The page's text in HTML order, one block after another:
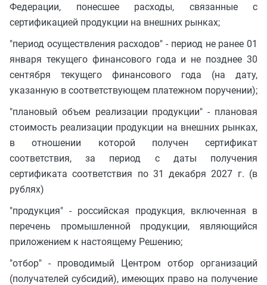
Федерации, понесшее расходы, связанные с
сертификацией продукции на внешних рынках;
"период осуществления расходов" - период не ранее 01
января текущего финансового года и не позднее 30
сентября текущего финансового года (на дату,
указанную в соответствующем платежном поручении);
"плановый объем реализации продукции" - плановая
стоимость реализации продукции на внешних рынках,
в отношении которой получен сертификат
соответствия, за период с даты получения
сертификата соответствия по 31 декабря 2027 г. (в
рублях)
"продукция" - российская продукция, включенная в
перечень промышленной продукции, являющийся
приложением к настоящему Решению;
"отбор" - проводимый Центром отбор организаций
(получателей субсидий), имеющих право на получение